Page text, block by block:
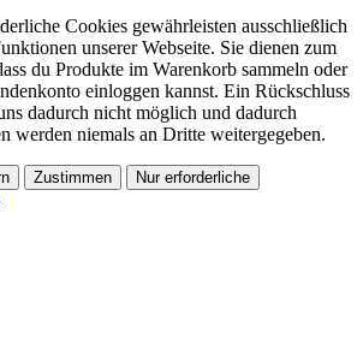
Cookies gewährleisten ausschließlich
unserer Webseite. Sie dienen zum
du Produkte im Warenkorb sammeln oder
einloggen kannst. Ein Rückschluss
dadurch nicht möglich und dadurch
werden niemals an Dritte weitergegeben.
Zustimmen Nur erforderliche